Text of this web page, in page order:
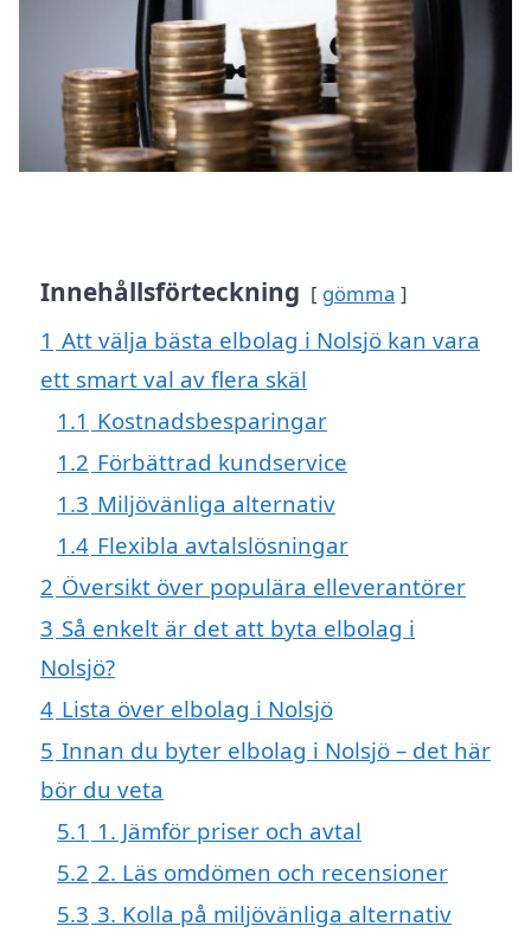
Innehållsförteckning gömma
1 Att välja bästa elbolag i Nolsjö kan vara
ett smart val av flera skäl
1.1 Kostnadsbesparingar
1.2 Förbättrad kundservice
1.3 Miljövänliga alternativ
1.4 Flexibla avtalslösningar
2 Översikt över populära elleverantörer
3 Så enkelt är det att byta elbolag i
Nolsjö?
4 Lista över elbolag i Nolsjö
5 Innan du byter elbolag i Nolsjö – det här
bör du veta
5.1 1. Jämför priser och avtal
5.2 2. Läs omdömen och recensioner
5.3 3. Kolla på miljövänliga alternativ